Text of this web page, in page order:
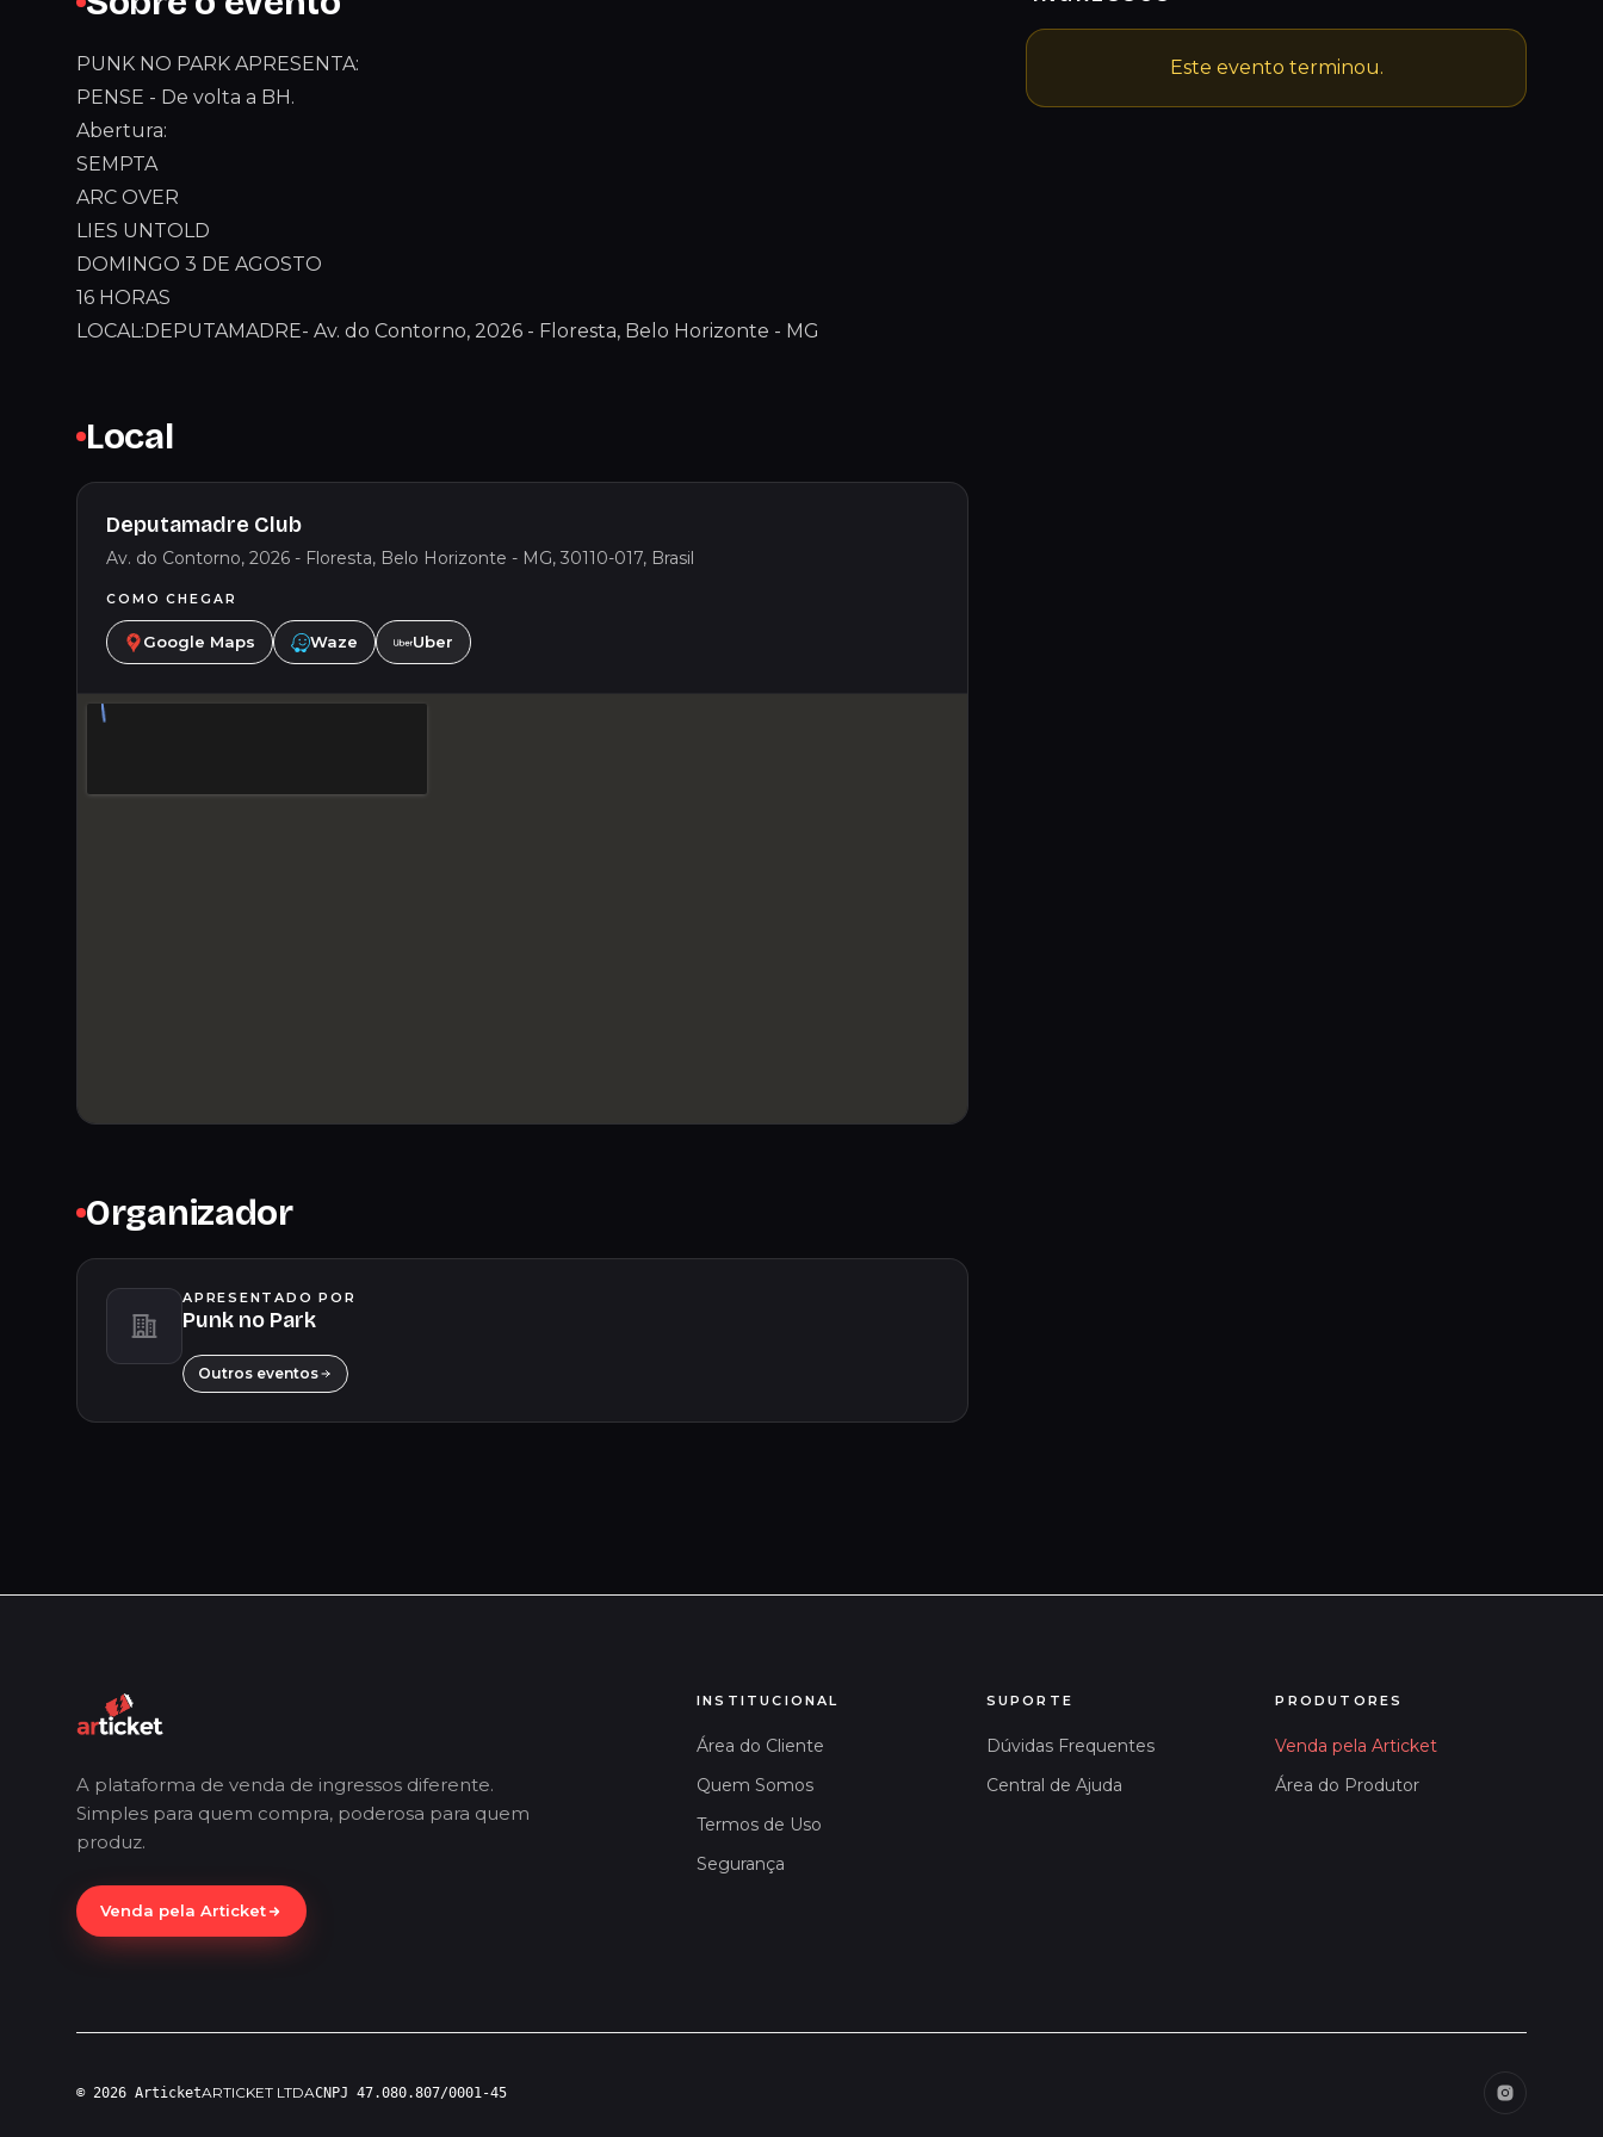
PUNK NO PARK APRESENTA:
PENSE - De volta a BH.
Abertura:
SEMPTA
ARC OVER
LIES UNTOLD
DOMINGO 3 DE AGOSTO
16 HORAS
LOCAL:DEPUTAMADRE- Av. do Contorno, 2026 - Floresta, Belo Horizonte - MG
Local
Deputamadre Club
Av. do Contorno, 2026 - Floresta, Belo Horizonte - MG, 30110-017, Brasil
COMO CHEGAR
Google Maps Waze Uber
Organizador
APRESENTADO POR
Punk no Park
Outros eventos
Este evento terminou.
A plataforma de venda de ingressos diferente.
Simples para quem compra, poderosa para quem
produz.
Venda pela Articket
INSTITUCIONAL
Área do Cliente
Quem Somos
Termos de Uso
Segurança
SUPORTE
Dúvidas Frequentes
Central de Ajuda
PRODUTORES
Venda pela Articket
Área do Produtor
© 2026 ArticketARTICKET LTDACNPJ 47.080.807/0001-45